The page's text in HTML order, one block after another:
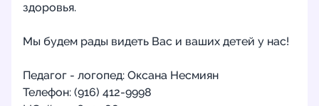
здоровья.
Мы будем рады видеть Вас и ваших детей у нас!
Педагог - логопед: Оксана Несмиян
Телефон: (916) 412-9998